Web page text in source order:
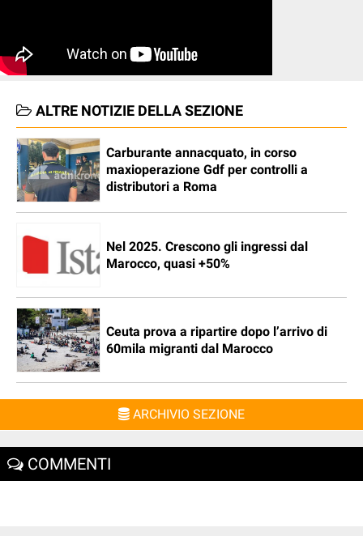
ALTRE NOTIZIE DELLA SEZIONE
Carburante annacquato, in corso
maxioperazione Gdf per controlli a
distributori a Roma
Nel 2025. Crescono gli ingressi dal
Marocco, quasi +50%
Ceuta prova a ripartire dopo l’arrivo di
60mila migranti dal Marocco
ARCHIVIO SEZIONE
COMMENTI